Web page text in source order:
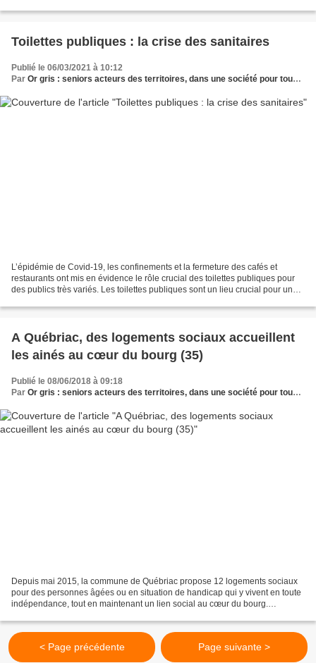
Toilettes publiques : la crise des sanitaires
Publié le 06/03/2021 à 10:12
Par Or gris : seniors acteurs des territoires, dans une société pour tous les âges
L’épidémie de Covid-19, les confinements et la fermeture des cafés et
restaurants ont mis en évidence le rôle crucial des toilettes publiques pour
des publics très variés. Les toilettes publiques sont un lieu crucial pour un
A Québriac, des logements sociaux accueillent
les ainés au cœur du bourg (35)
Publié le 08/06/2018 à 09:18
Par Or gris : seniors acteurs des territoires, dans une société pour tous les âges
Depuis mai 2015, la commune de Québriac propose 12 logements sociaux
pour des personnes âgées ou en situation de handicap qui y vivent en toute
indépendance, tout en maintenant un lien social au cœur du bourg.
< Page précédente Page suivante >